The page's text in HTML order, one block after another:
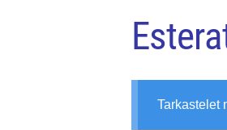
Tarkastelet